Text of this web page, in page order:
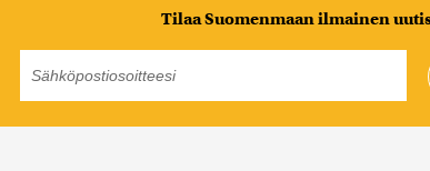
Tilaa Suomenmaan ilmainen